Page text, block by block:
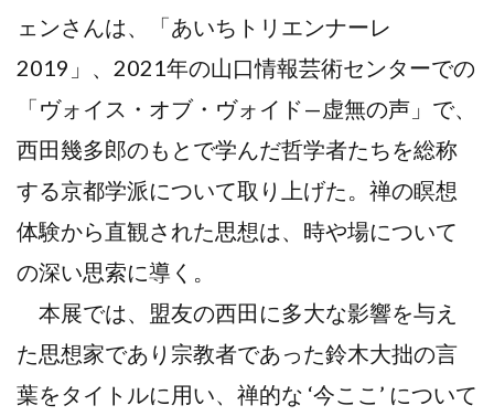
ェンさんは、「あいちトリエンナーレ
2019」、2021年の山口情報芸術センターでの
「ヴォイス・オブ・ヴォイド—虚無の声」で、
西田幾多郎のもとで学んだ哲学者たちを総称
する京都学派について取り上げた。禅の瞑想
体験から直観された思想は、時や場について
の深い思索に導く。
本展では、盟友の西田に多大な影響を与え
た思想家であり宗教者であった鈴木大拙の言
葉をタイトルに用い、禅的な ‘今ここ’ について